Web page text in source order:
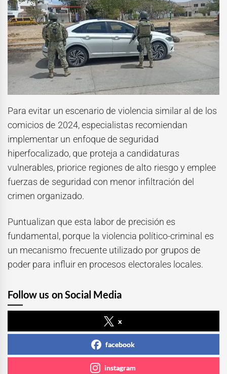
Para evitar un escenario de violencia similar al de los
comicios de 2024, especialistas recomiendan
implementar un enfoque de seguridad
hiperfocalizado, que proteja a candidaturas
vulnerables, priorice regiones de alto riesgo y emplee
fuerzas de seguridad con menor infiltración del
crimen organizado.
Puntualizan que esta labor de precisión es
fundamental, porque la violencia político-criminal es
un mecanismo frecuente utilizado por grupos de
poder para influir en procesos electorales locales.
Follow us on Social Media
x
facebook
instagram